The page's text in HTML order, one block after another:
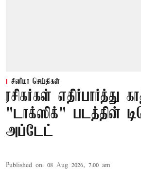
சினிமா செய்திகள்
ரசிகர்கள் எதிர்பார்த்து
"டாக்ஸிக்" படத்தின்
அப்டேட்
Published on: 08 Aug 2026, 7:00 am